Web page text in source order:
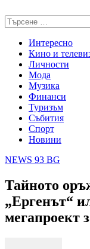
to
content
Търсене
за:
Интересно
Кино и
Личности
Мода
Музика
Финанси
Туризъм
Събития
Спорт
Новини
NEWS 93 BG
Тайното
„Ергенът“
мегапроект